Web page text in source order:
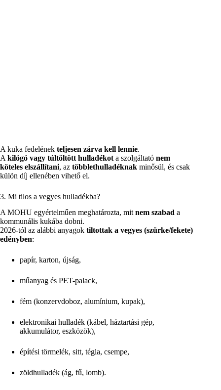
A kuka fedelének teljesen zárva kell lennie.
A kilógó vagy túltöltött hulladékot a szolgáltató nem
köteles elszállítani, az többlethulladéknak minősül, és csak
külön díj ellenében vihető el.
3. Mi tilos a vegyes hulladékba?
A MOHU egyértelműen meghatározta, mit nem szabad a
kommunális kukába dobni.
2026-tól az alábbi anyagok tiltottak a vegyes (szürke/fekete)
edényben:
papír, karton, újság,
műanyag és PET-palack,
fém (konzervdoboz, alumínium, kupak),
elektronikai hulladék (kábel, háztartási gép,
akkumulátor, eszközök),
építési törmelék, sitt, tégla, csempe,
zöldhulladék (ág, fű, lomb).